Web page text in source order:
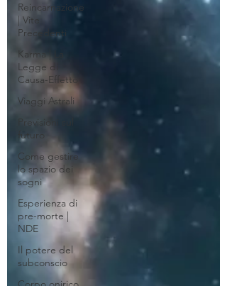
Reincarnazione
| Vite
Precedenti
Karma | La
Legge di
Causa-Effetto
Viaggi Astrali
Previsioni sul
futuro
Come gestire
lo spazio dei
sogni
Esperienza di
pre-morte |
NDE
Il potere del
subconscio